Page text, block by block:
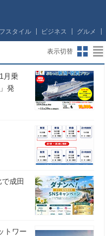
スタイル ビジネス グルメ
表示切替
月乗
発
成田
トワー